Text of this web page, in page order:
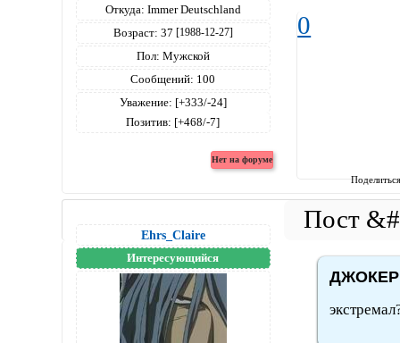
Откуда: Immer Deutschland
Возраст: 37 [1988-12-27]
Пол: Мужской
Сообщений: 100
Уважение: [+333/-24]
Позитив: [+468/-7]
0
Ehrs_Claire
Интересующийся
ДЖОКЕР